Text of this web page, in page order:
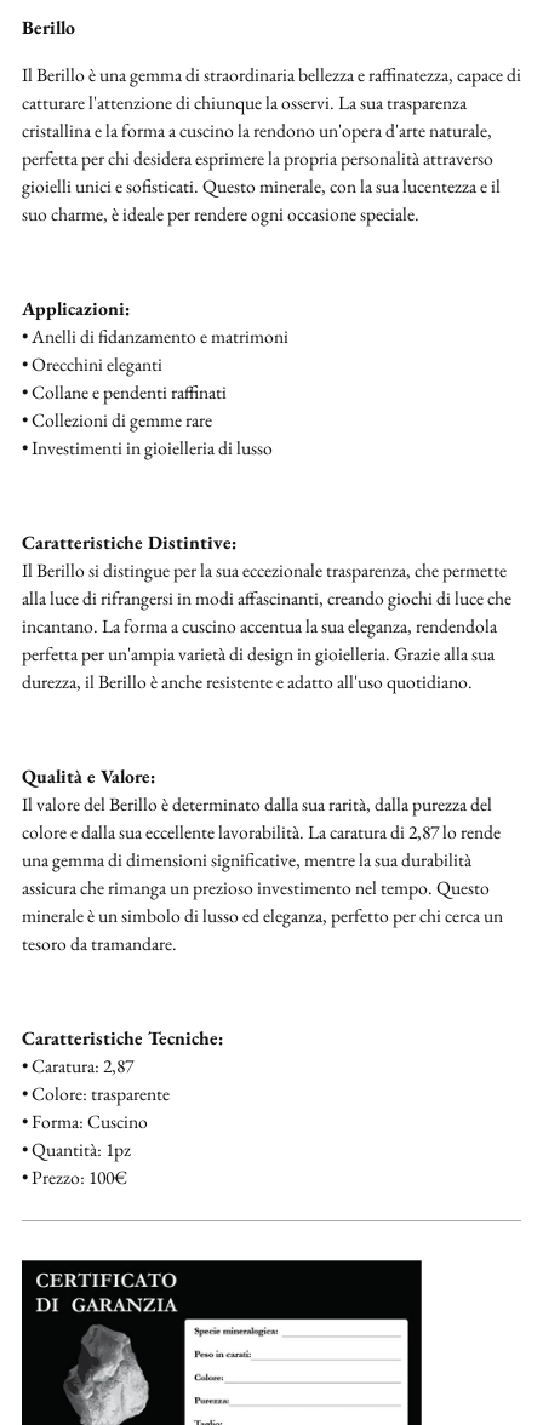
al
carrello...
Berillo
Il Berillo è una gemma di straordinaria bellezza e raffinatezza, capace di
catturare l'attenzione di chiunque la osservi. La sua trasparenza
cristallina e la forma a cuscino la rendono un'opera d'arte naturale,
perfetta per chi desidera esprimere la propria personalità attraverso
gioielli unici e sofisticati. Questo minerale, con la sua lucentezza e il
suo charme, è ideale per rendere ogni occasione speciale.
Applicazioni:
• Anelli di fidanzamento e matrimoni
• Orecchini eleganti
• Collane e pendenti raffinati
• Collezioni di gemme rare
• Investimenti in gioielleria di lusso
Caratteristiche Distintive:
Il Berillo si distingue per la sua eccezionale trasparenza, che permette
alla luce di rifrangersi in modi affascinanti, creando giochi di luce che
incantano. La forma a cuscino accentua la sua eleganza, rendendola
perfetta per un'ampia varietà di design in gioielleria. Grazie alla sua
durezza, il Berillo è anche resistente e adatto all'uso quotidiano.
Qualità e Valore:
Il valore del Berillo è determinato dalla sua rarità, dalla purezza del
colore e dalla sua eccellente lavorabilità. La caratura di 2,87 lo rende
una gemma di dimensioni significative, mentre la sua durabilità
assicura che rimanga un prezioso investimento nel tempo. Questo
minerale è un simbolo di lusso ed eleganza, perfetto per chi cerca un
tesoro da tramandare.
Caratteristiche Tecniche:
• Caratura: 2,87
• Colore: trasparente
• Forma: Cuscino
• Quantità: 1pz
• Prezzo: 100€